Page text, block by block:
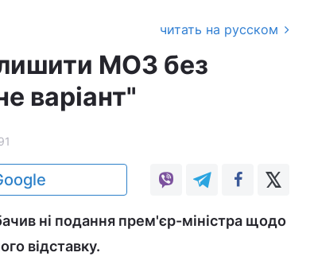
читать на русском
МОЗ без
варіант"
ні подання прем'єр-міністра щодо
відставку.